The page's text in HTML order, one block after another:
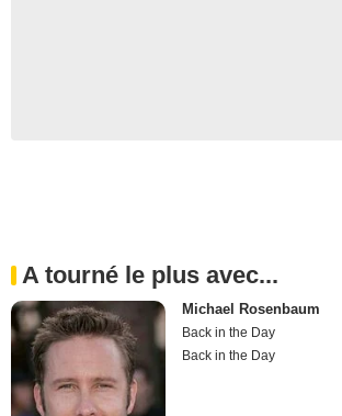
A tourné le plus avec...
Michael Rosenbaum
Back in the Day
Back in the Day